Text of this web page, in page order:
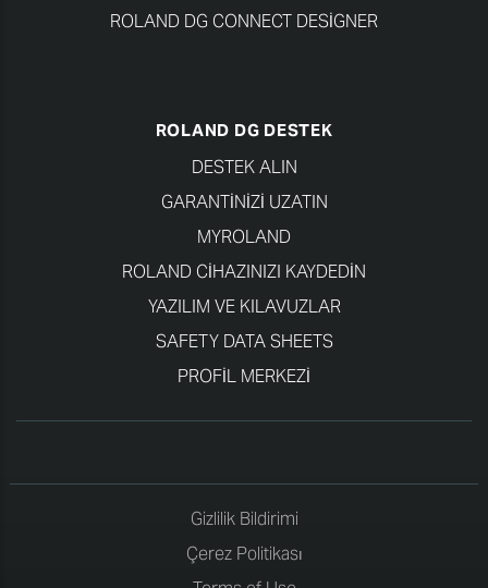
ROLAND DG CONNECT DESIGNER
ROLAND DG DESTEK
DESTEK ALIN
GARANTINIZI UZATIN
MYROLAND
ROLAND CIHAZINIZI KAYDEDIN
YAZILIM VE KILAVUZLAR
SAFETY DATA SHEETS
PROFIL MERKEZI
Gizlilik Bildirimi
Çerez Politikası